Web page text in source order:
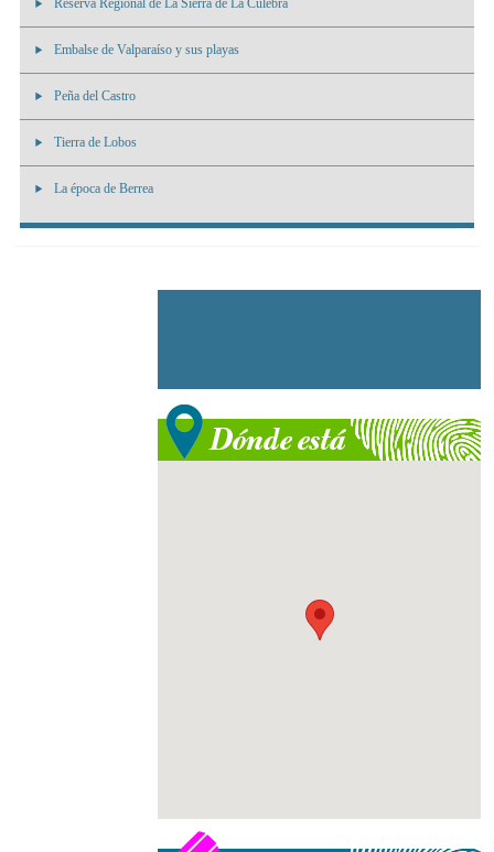
Reserva Regional de La Sierra de La Culebra
Embalse de Valparaíso y sus playas
Peña del Castro
Tierra de Lobos
La época de Berrea